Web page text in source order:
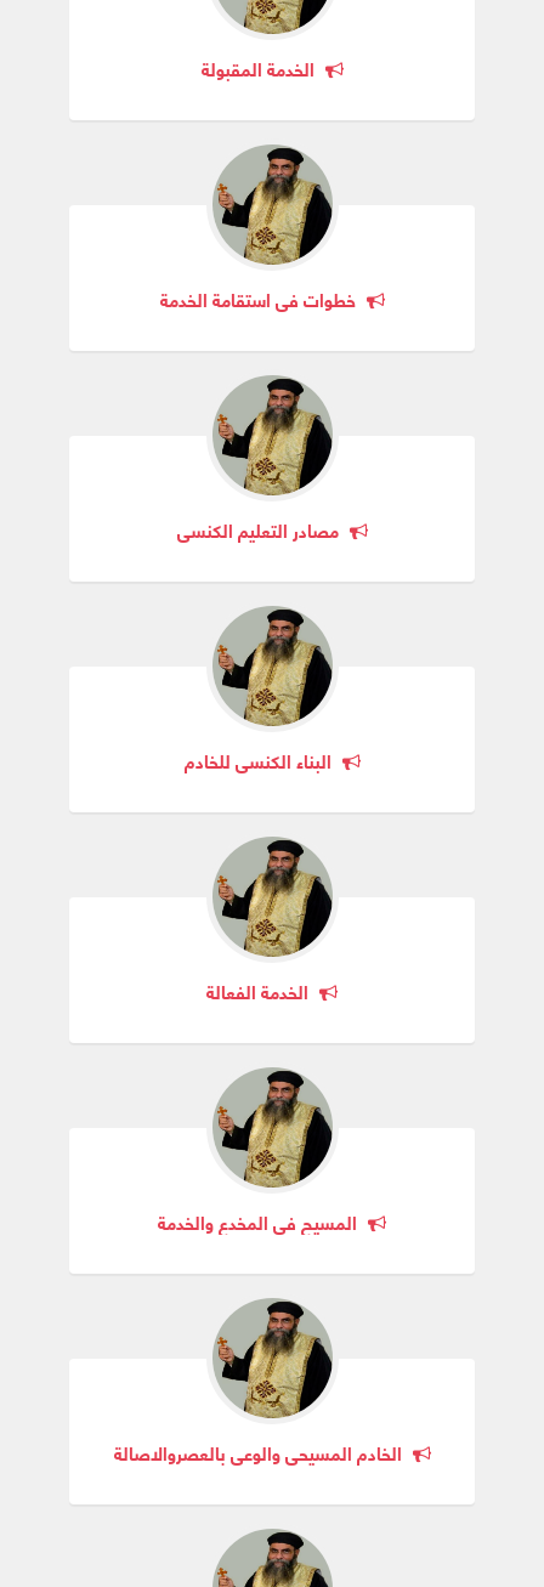
الخدمة المقبولة
خطوات في استقامة الخدمة
مصادر التعليم الكنسي
البناء الكنسي للخادم
الخدمة الفعالة
المسيح فى المخدع والخدمة
الخادم المسيحى والوعى بالعصروالاصالة